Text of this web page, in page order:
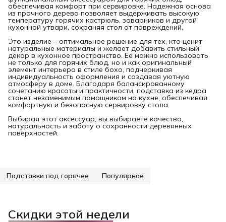
обеспечивая комфорт при сервировке. Надежная основа
из прочного дерева позволяет выдерживать высокую
температуру горячих кастрюль, заварников и другой
кухонной утвари, сохраняя стол от повреждений.
Это изделие – оптимальное решение для тех, кто ценит
натуральные материалы и желает добавить стильный
декор в кухонное пространство. Ее можно использовать
не только для горячих блюд, но и как оригинальный
элемент интерьера в стиле бохо, подчеркивая
индивидуальность оформления и создавая уютную
атмосферу в доме. Благодаря балансированному
сочетанию красоты и практичности, подставка из кедра
станет незаменимым помощником на кухне, обеспечивая
комфортную и безопасную сервировку стола.
Выбирая этот аксессуар, вы выбираете качество,
натуральность и заботу о сохранности деревянных
поверхностей.
Подставки под горячее Популярное
Скидки этой недели